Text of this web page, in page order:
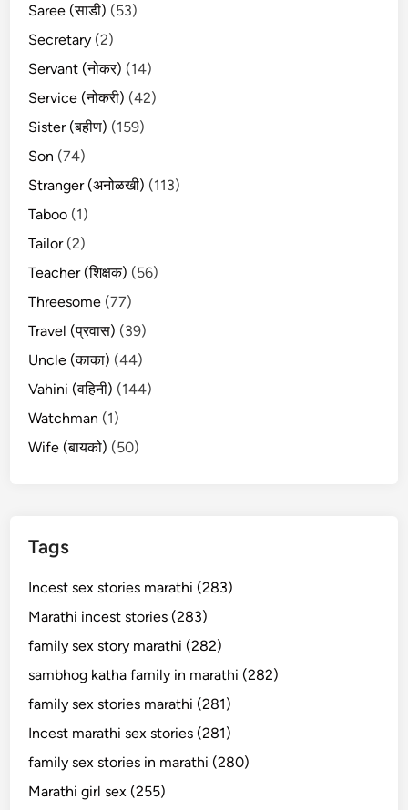
Saree (साडी) (53)
Secretary (2)
Servant (नोकर) (14)
Service (नोकरी) (42)
Sister (बहीण) (159)
Son (74)
Stranger (अनोळखी) (113)
Taboo (1)
Tailor(2)
Teacher (शिक्षक) (56)
Threesome (77)
Travel (प्रवास) (39)
Uncle (काका) (44)
Vahini (वहिनी) (144)
Watchman (1)
Wife (बायको) (50)
Tags
Incest sex stories marathi (283)
Marathi incest stories (283)
family sex story marathi (282)
sambhog katha family in marathi (282)
family sex stories marathi (281)
Incest marathi sex stories (281)
family sex stories in marathi (280)
Marathi girl sex (255)